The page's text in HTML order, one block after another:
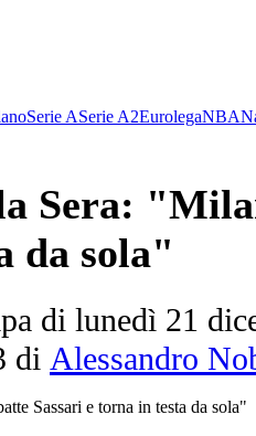
Serie ASerie A2EurolegaNBA
Sera:
da sola"
di lunedì 21
di Alessandro